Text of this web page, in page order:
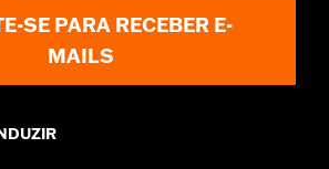
SE PARA RECEBER E-
MAILS